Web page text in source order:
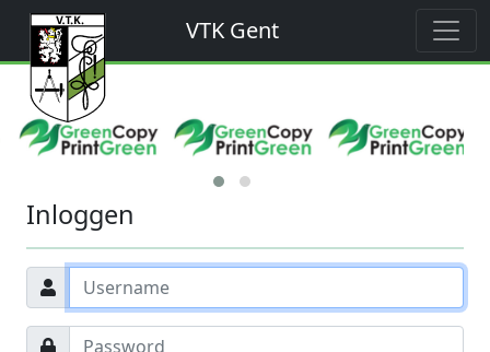
VTK Gent
Inloggen